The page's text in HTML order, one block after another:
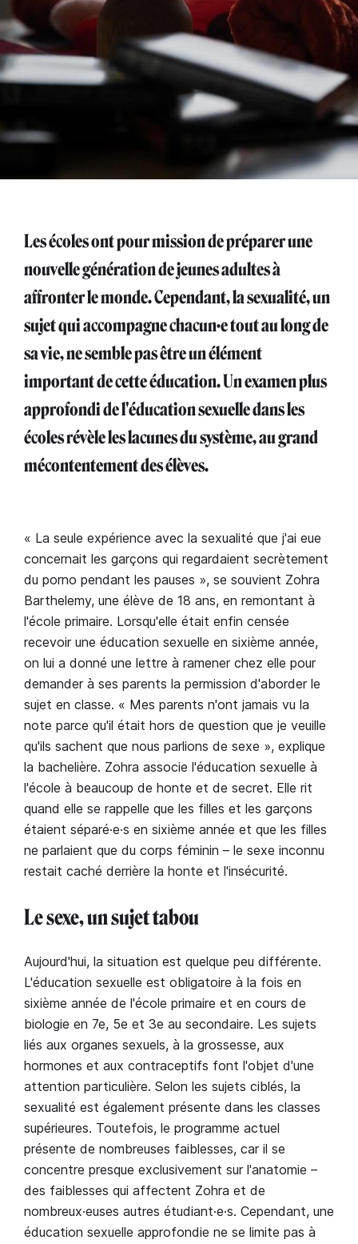
Les écoles ont pour mission de préparer une
nouvelle génération de jeunes adultes à
affronter le monde. Cependant, la sexualité, un
sujet qui accompagne chacun·e tout au long de
sa vie, ne semble pas être un élément
important de cette éducation. Un examen plus
approfondi de l'éducation sexuelle dans les
écoles révèle les lacunes du système, au grand
mécontentement des élèves.
« La seule expérience avec la sexualité que j'ai eue
concernait les garçons qui regardaient secrètement
du porno pendant les pauses », se souvient Zohra
Barthelemy, une élève de 18 ans, en remontant à
l'école primaire. Lorsqu'elle était enfin censée
recevoir une éducation sexuelle en sixième année,
on lui a donné une lettre à ramener chez elle pour
demander à ses parents la permission d'aborder le
sujet en classe. « Mes parents n'ont jamais vu la
note parce qu'il était hors de question que je veuille
qu'ils sachent que nous parlions de sexe », explique
la bachelière. Zohra associe l'éducation sexuelle à
l'école à beaucoup de honte et de secret. Elle rit
quand elle se rappelle que les filles et les garçons
étaient séparé·e·s en sixième année et que les filles
ne parlaient que du corps féminin – le sexe inconnu
restait caché derrière la honte et l'insécurité.
Le sexe, un sujet tabou
Aujourd'hui, la situation est quelque peu différente.
L'éducation sexuelle est obligatoire à la fois en
sixième année de l'école primaire et en cours de
biologie en 7e, 5e et 3e au secondaire. Les sujets
liés aux organes sexuels, à la grossesse, aux
hormones et aux contraceptifs font l'objet d'une
attention particulière. Selon les sujets ciblés, la
sexualité est également présente dans les classes
supérieures. Toutefois, le programme actuel
présente de nombreuses faiblesses, car il se
concentre presque exclusivement sur l'anatomie –
des faiblesses qui affectent Zohra et de
nombreux·euses autres étudiant·e·s. Cependant, une
éducation sexuelle approfondie ne se limite pas à